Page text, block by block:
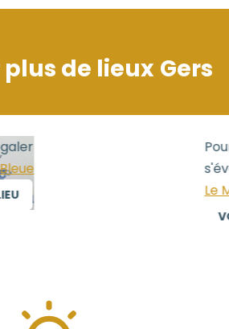
de lieux Gers
Pour se régaler,
Le Monastère